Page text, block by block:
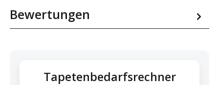
Bewertungen
Tapetenbedarfsrechner